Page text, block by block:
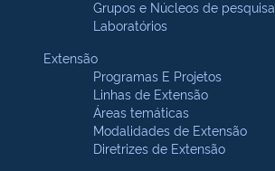
Grupos e Núcleos de pesquisa
Laboratórios
Extensão
Programas E Projetos
Linhas de Extensão
Áreas temáticas
Modalidades de Extensão
Diretrizes de Extensão